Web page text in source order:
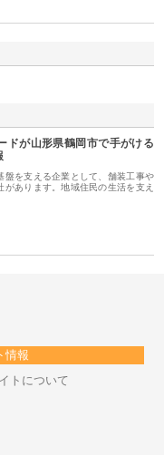
ドが山形県鶴岡市で手がける
盤を支える企業として、舗装工事や
があります。地域住民の生活を支え
情報
トについて